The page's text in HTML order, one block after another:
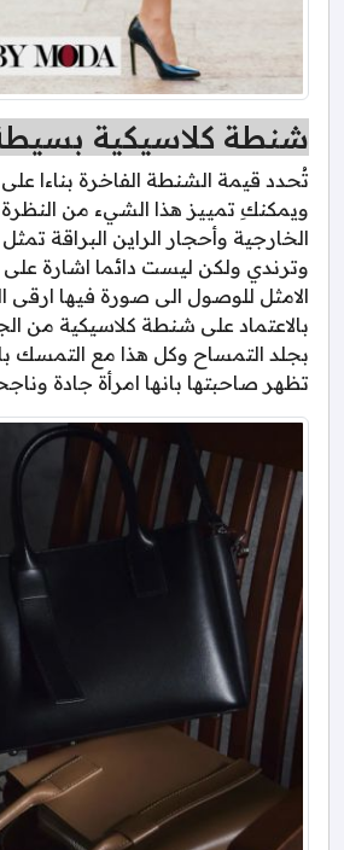
شنطة كلاسيكية
تُحدد قيمة الشنطة الفاخرة بناءا
ويمكنكِ تمييز هذا الشيء من النظرة
الخارجية وأحجار الراين البراقة
وترندي ولكن ليست دائما اشارة على
الامثل للوصول الى صورة فيها
بالاعتماد على شنطة كلاسيكية من
بجلد التمساح وكل هذا مع التمسك
تظهر صاحبتها بانها امرأة جادة